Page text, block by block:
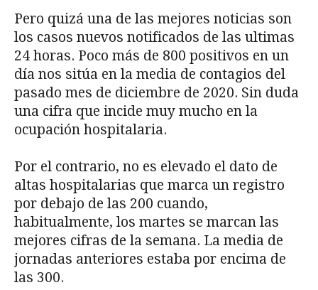
Pero quizá una de las mejores noticias son
los casos nuevos notificados de las ultimas
24 horas. Poco más de 800 positivos en un
día nos sitúa en la media de contagios del
pasado mes de diciembre de 2020. Sin duda
una cifra que incide muy mucho en la
ocupación hospitalaria.
Por el contrario, no es elevado el dato de
altas hospitalarias que marca un registro
por debajo de las 200 cuando,
habitualmente, los martes se marcan las
mejores cifras de la semana. La media de
jornadas anteriores estaba por encima de
las 300.